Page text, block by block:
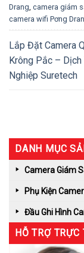
Drang camera giám
camera wifi Pơng
Lắp Đặt Camera
Krông Pắc – Dịch
Nghiệp Suretech
DANH MỤC
Camera Giám
Phụ Kiện
Đầu Ghi Hình
HỖ TRỢ TRỰC